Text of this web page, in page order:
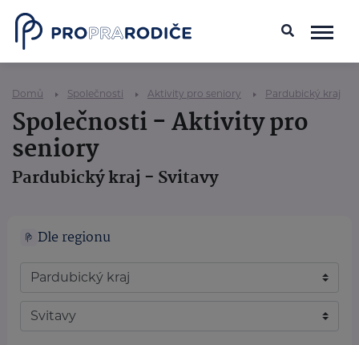
Domů Společnosti Aktivity pro seniory Pardubický kraj
Společnosti - Aktivity pro
seniory
Pardubický kraj - Svitavy
Dle regionu